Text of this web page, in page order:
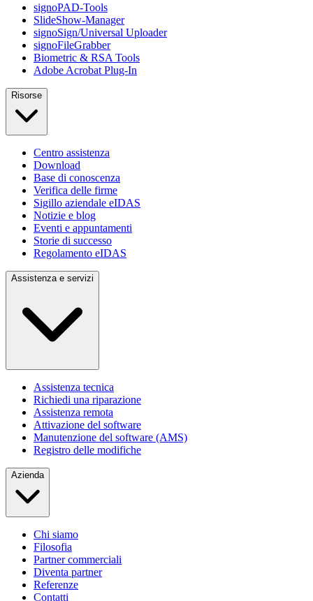
signoPAD-Tools
SlideShow-Manager
signoSign/Universal Uploader
signoFileGrabber
Biometric & RSA Tools
Adobe Acrobat Plug-In
Risorse
Centro assistenza
Download
Base di conoscenza
Verifica delle firme
Sigillo aziendale eIDAS
Notizie e blog
Eventi e appuntamenti
Storie di successo
Regolamento eIDAS
Assistenza e servizi
Assistenza tecnica
Richiedi una riparazione
Assistenza remota
Attivazione del software
Manutenzione del software (AMS)
Registro delle modifiche
Azienda
Chi siamo
Filosofia
Partner commerciali
Diventa partner
Referenze
Contatti